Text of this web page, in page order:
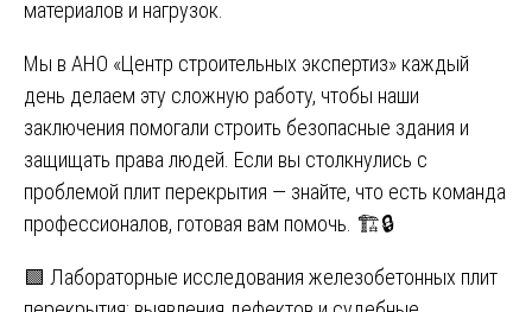
материалов и нагрузок.
Мы в АНО «Центр строительных экспертиз» каждый
день делаем эту сложную работу, чтобы наши
заключения помогали строить безопасные здания и
защищать права людей. Если вы столкнулись с
проблемой плит перекрытия — знайте, что есть команда
профессионалов, готовая вам помочь. 🏗️🔒
Навигация
🟩 Лабораторные исследования железобетонных плит